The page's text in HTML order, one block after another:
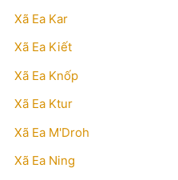
Xã Ea Kar
Xã Ea Kiết
Xã Ea Knốp
Xã Ea Ktur
Xã Ea M'Droh
Xã Ea Ning